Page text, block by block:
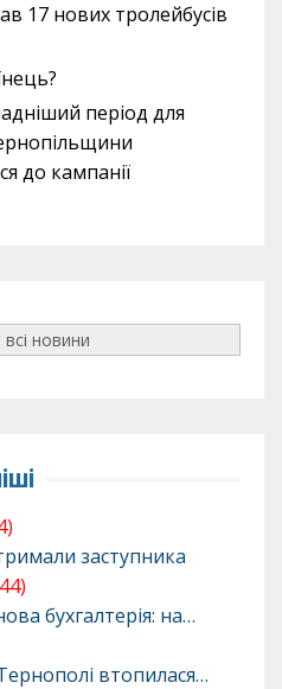
17 нових тролейбусів
період для
до кампанії
новини
заступника
бухгалтерія: на…
втопилася…